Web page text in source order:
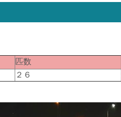
匹数
２６